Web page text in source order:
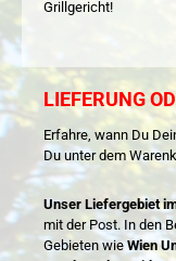
Grillgericht!
LIEFERUNG
Erfahre, wann Du
Du unter dem
Unser Liefergebiet
mit der Post. In den
Gebieten wieWien